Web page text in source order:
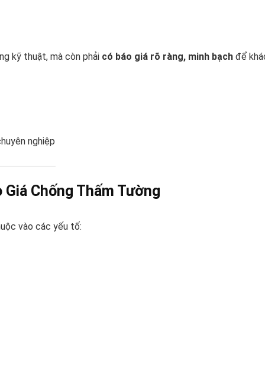
kỹ thuật, mà còn phải có báo giá rõ ràng, minh bạch để
nghiệp
Chống Thấm Tường
vào các yếu tố: